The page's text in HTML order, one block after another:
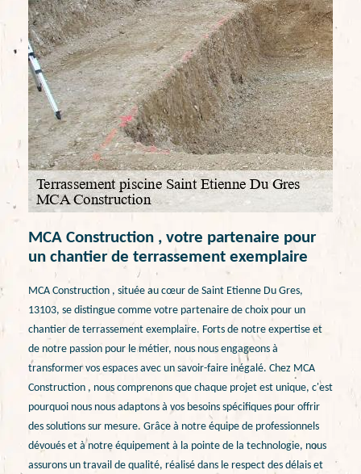
MCA Construction , votre partenaire pour
un chantier de terrassement exemplaire
MCA Construction , située au cœur de Saint Etienne Du Gres,
13103, se distingue comme votre partenaire de choix pour un
chantier de terrassement exemplaire. Forts de notre expertise et
de notre passion pour le métier, nous nous engageons à
transformer vos espaces avec un savoir-faire inégalé. Chez MCA
Construction , nous comprenons que chaque projet est unique, c'est
pourquoi nous nous adaptons à vos besoins spécifiques pour offrir
des solutions sur mesure. Grâce à notre équipe de professionnels
dévoués et à notre équipement à la pointe de la technologie, nous
assurons un travail de qualité, réalisé dans le respect des délais et